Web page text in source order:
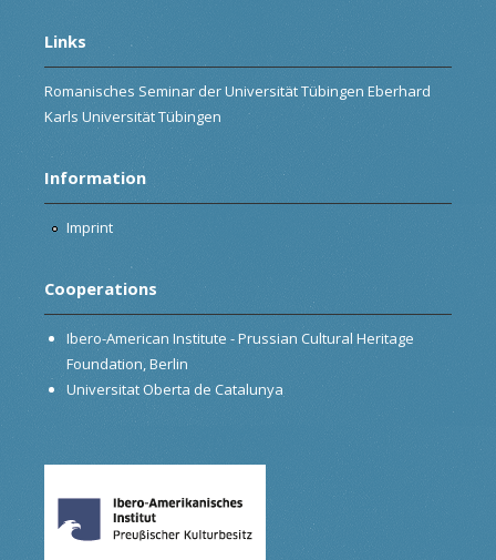
Links
Romanisches Seminar der Universität Tübingen Eberhard
Karls Universität Tübingen
Information
Imprint
Cooperations
Ibero-American Institute - Prussian Cultural Heritage
Foundation, Berlin
Universitat Oberta de Catalunya